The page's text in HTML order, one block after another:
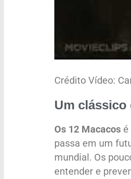
Crédito Vídeo:
Um
Os 12 Macacos
passa em um
mundial. Os
entender e